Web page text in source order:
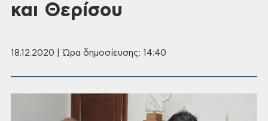
και Θερίσου
18.12.2020 | Ώρα δημοσίευσης: 14:40